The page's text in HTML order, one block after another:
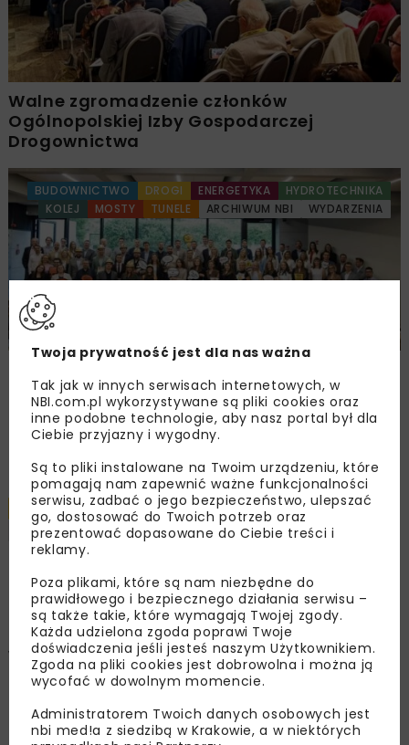
Walne zgromadzenie członków
Ogólnopolskiej Izby Gospodarczej
Drogownictwa
BUDOWNICTWO DROGI ENERGETYKA
HYDROTECHNIKA
KOLEJ
MOSTY TUNELE ARCHIWUM NBI WYDARZENIA
Załaduj więcej...
DROGI GEOINŻYNIERIA
ARCHIWUM NBI
TEMATY SPECJALNE
10 MINUT
CZYTANIA
Likwidacja problemów
osuwiskowych
w drogownictwie –
skuteczność
kompleksowych rozwiązań
Twoja prywatność jest dla nas ważna
Tak jak w innych serwisach internetowych, w
NBI.com.pl wykorzystywane są pliki cookies oraz
inne podobne technologie, aby nasz portal był dla
Ciebie przyjazny i wygodny.
Są to pliki instalowane na Twoim urządzeniu, które
pomagają nam zapewnić ważne funkcjonalności
serwisu, zadbać o jego bezpieczeństwo, ulepszać
go, dostosować do Twoich potrzeb oraz
prezentować dopasowane do Ciebie treści i
reklamy.
Poza plikami, które są nam niezbędne do
prawidłowego i bezpiecznego działania serwisu –
są także takie, które wymagają Twojej zgody.
Każda udzielona zgoda poprawi Twoje
doświadczenia jeśli jesteś naszym Użytkownikiem.
Zgoda na pliki cookies jest dobrowolna i można ją
wycofać w dowolnym momencie.
Administratorem Twoich danych osobowych jest
nbi med!a z siedzibą w Krakowie, a w niektórych